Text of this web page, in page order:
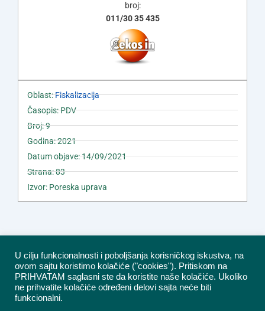
broj:
011/30 35 435
Oblast:Fiskalizacija
Časopis: PDV
Broj: 9
Godina: 2021
Datum objave: 14/09/2021
Strana: 83
Izvor: Poreska uprava
U cilju funkcionalnosti i poboljšanja korisničkog iskustva, na
ovom sajtu koristimo kolačiće ("cookies"). Pritiskom na
PRIHVATAM saglasni ste da koristite naše kolačiće. Ukoliko
ne prihvatite kolačiće određeni delovi sajta neće biti
funkcionalni.